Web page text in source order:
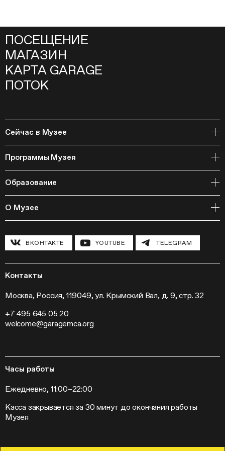
ПОСЕЩЕНИЕ
МАГАЗИН
КАРТА GARAGE
ПОТОК
Сейчас в Музее
События
Программы Музея
Библиотека
Издательская программа
Мастерские
Полевые исследования
Инклюзивные программы
Конференции
Программа «Новые медиа»
Кинопрограмма
Выставки
Слет институций современного искусства
Образование
Курсы
Циклы лекций
О Музее
Павильон «Шестигранник»
Хроника Музея «Гараж»
Новости
Пресса
Контакты
ВКОНТАКТЕ YOUTUBE TELEGRAM
Контакты
Москва, Россия, 119049, ул. Крымский Вал, д. 9, стр. 32
+7 495 645 05 20
welcome@garagemca.org
Часы работы
Ежедневно, 11:00–22:00
Касса закрывается за 30 минут до окончания работы
Музея